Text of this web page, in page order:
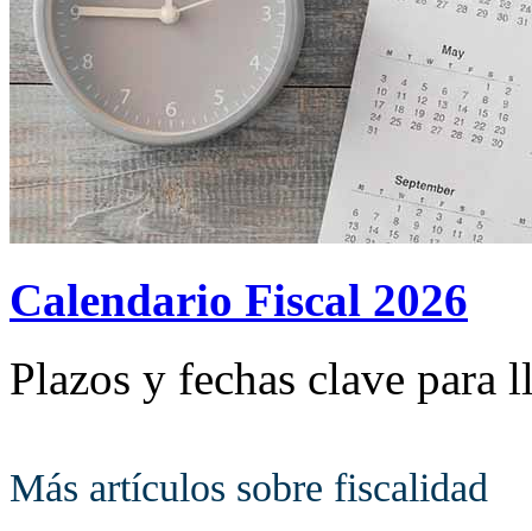
Calendario Fiscal 2026
Plazos y fechas clave para
Más artículos sobre fiscalidad